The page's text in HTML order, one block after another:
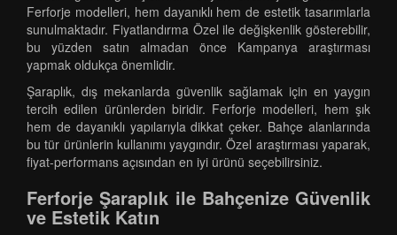
Ferforje modelleri, hem dayanıklı hem de estetik tasarımlarla
sunulmaktadır. Fiyatlandırma Özel ile değişkenlik gösterebilir,
bu yüzden satın almadan önce Kampanya araştırması
yapmak oldukça önemlidir.
Şaraplık, dış mekanlarda güvenlik sağlamak için en yaygın
tercih edilen ürünlerden biridir. Ferforje modelleri, hem şık
hem de dayanıklı yapılarıyla dikkat çeker. Bahçe alanlarında
bu tür ürünlerin kullanımı yaygındır. Özel araştırması yaparak,
fiyat-performans açısından en iyi ürünü seçebilirsiniz.
Ferforje Şaraplık ile Bahçenize Güvenlik
ve Estetik Katın